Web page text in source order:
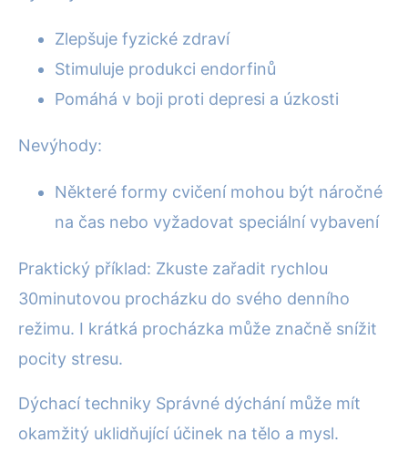
Zlepšuje fyzické zdraví
Stimuluje produkci endorfinů
Pomáhá v boji proti depresi a úzkosti
Nevýhody:
Některé formy cvičení mohou být náročné
na čas nebo vyžadovat speciální vybavení
Praktický příklad: Zkuste zařadit rychlou
30minutovou procházku do svého denního
režimu. I krátká procházka může značně snížit
pocity stresu.
Dýchací techniky Správné dýchání může mít
okamžitý uklidňující účinek na tělo a mysl.